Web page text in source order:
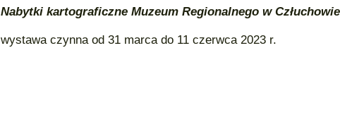
Nabytki kartograficzne Muzeum Regionalnego w
wystawa czynna od 31 marca do 11 czerwca 2023 r.